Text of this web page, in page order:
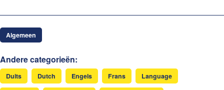
Algemeen
Andere categorieën:
Duits Dutch Engels Frans Language